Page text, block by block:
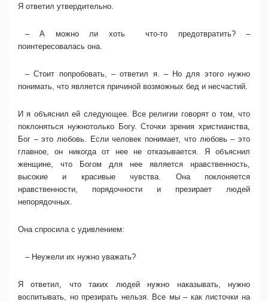
Я ответил утвердительно.
– А можно ли хоть что-то предотвратить? –
поинтересовалась она.
– Стоит попробовать, – ответил я. – Но для этого нужно
понимать, что является причиной возможных бед и несчастий.
И я объяснил ей следующее. Все религии говорят о том, что
поклоняться нужнотолько Богу. Сточки зрения христианства,
Бог – это любовь. Если человек понимает, что любовь – это
главное, он никогда от нее не отказывается. Я объяснил
женщине, что Богом для нее является нравственность,
высокие и красивые чувства. Она поклоняется
нравственности, порядочности и презирает людей
непорядочных.
Она спросила с удивлением:
– Неужели их нужно уважать?
Я ответил, что таких людей нужно наказывать, нужно
воспитывать, но презирать нельзя. Все мы – как листочки на